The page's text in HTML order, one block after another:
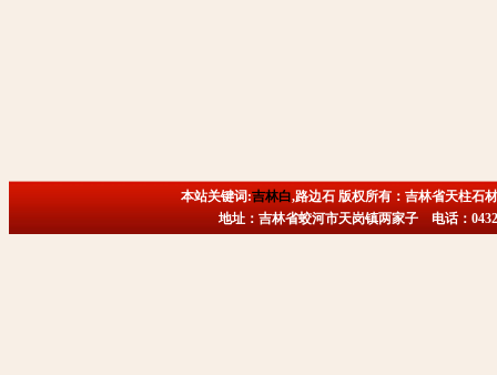
本站关键词:吉林白,路边石 版权所有：吉林省天柱石
地址：吉林省蛟河市天岗镇两家子 电话：